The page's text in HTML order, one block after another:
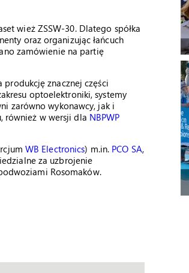
wież ZSSW-30. Dlatego spółka
oraz organizując łańcuch
zamówienie na partię
produkcję znacznej części
optoelektroniki, systemy
zarówno wykonawcy, jak i
również w wersji dla NBPWP
WB Electronics) m.in. PCO SA,
za uzbrojenie
Rosomaków.